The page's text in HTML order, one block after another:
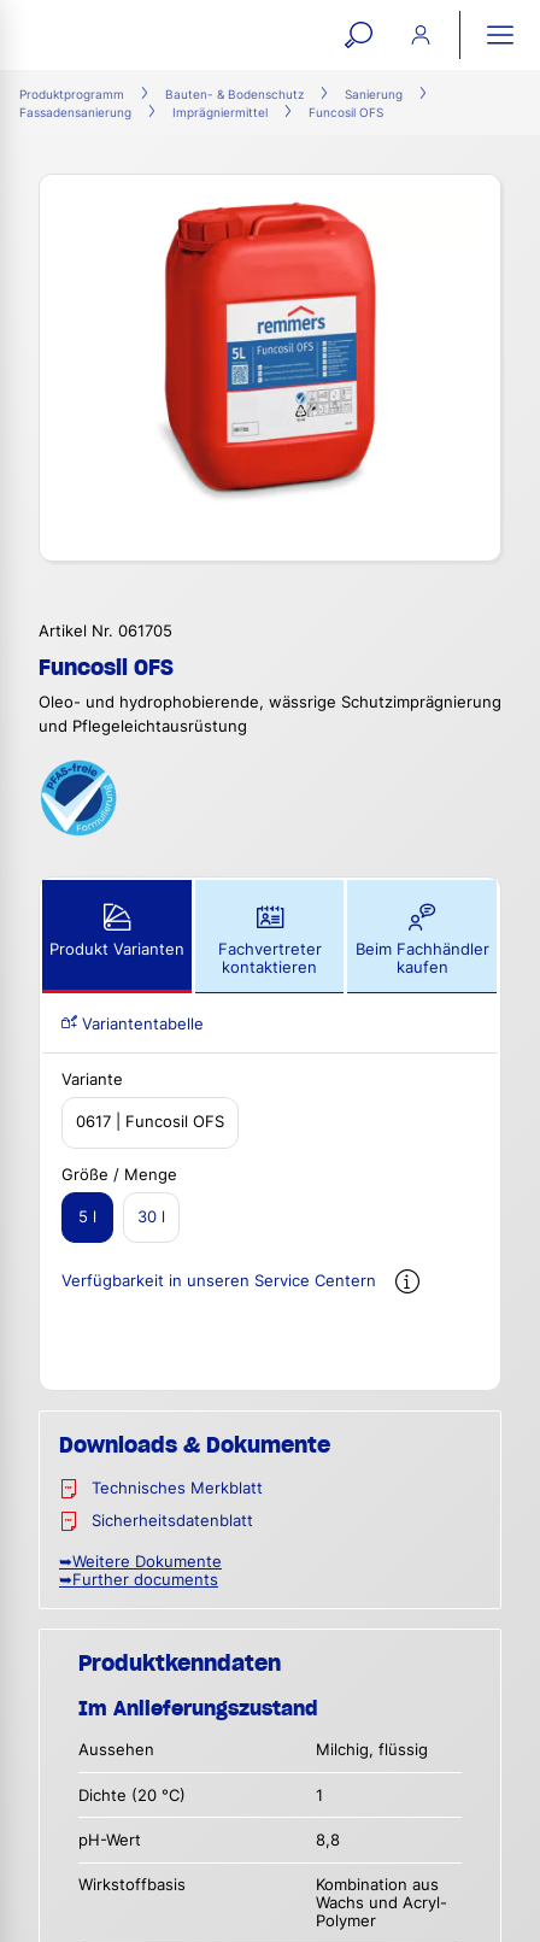
open
search
Produktprogramm Bauten- & Bodenschutz
Sanierung
Fassadensanierung
Imprägniermittel Funcosil OFS
Artikel Nr. 061705
Funcosil OFS
Oleo- und hydrophobierende, wässrige Schutzimprägnierung
und Pflegeleichtausrüstung
Produkt Varianten
Fachvertreter
kontaktieren
Beim Fachhändler
kaufen
Variantentabelle
Variante
0617 | Funcosil OFS
Größe / Menge
5 l 30 l
Verfügbarkeit in unseren Service Centern
Downloads & Dokumente
Technisches Merkblatt
Sicherheitsdatenblatt
➥Weitere Dokumente
➥Further documents
Produktkenndaten
Im Anlieferungszustand
Aussehen Milchig, flüssig
Dichte (20 °C) 1
pH-Wert 8,8
Wirkstoffbasis
Kombination aus
Wachs und Acryl-
Polymer